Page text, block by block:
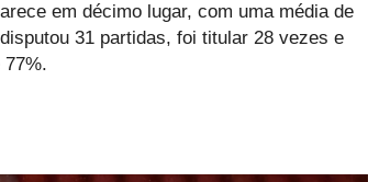
em décimo lugar, com uma média de
31 partidas, foi titular 28 vezes e
77%.